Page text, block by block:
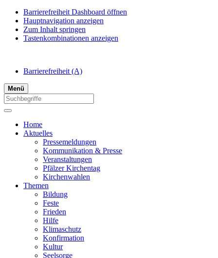
Barrierefreiheit Dashboard öffnen
Hauptnavigation anzeigen
Zum Inhalt springen
Tastenkombinationen anzeigen
Barrierefreiheit (A)
Menü
Home
Aktuelles
Pressemeldungen
Kommunikation & Presse
Veranstaltungen
Pfälzer Kirchentag
Kirchenwahlen
Themen
Bildung
Feste
Frieden
Hilfe
Klimaschutz
Konfirmation
Kultur
Seelsorge